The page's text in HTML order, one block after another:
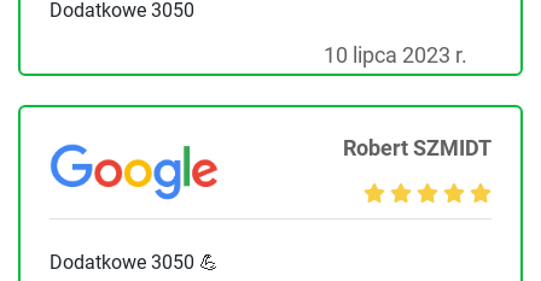
Dodatkowe 3050
10 lipca 2023 r.
Robert SZMIDT
Dodatkowe 3050 💪